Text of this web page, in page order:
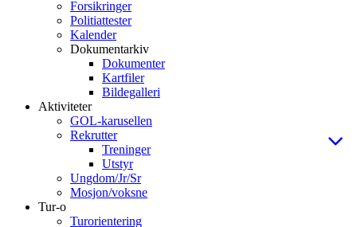
Forsikringer
Politiattester
Kalender
Dokumentarkiv
Dokumenter
Kartfiler
Bildegalleri
Aktiviteter
GOL-karusellen
Rekrutter
Treninger
Utstyr
Ungdom/Jr/Sr
Mosjon/voksne
Tur-o
Turorientering